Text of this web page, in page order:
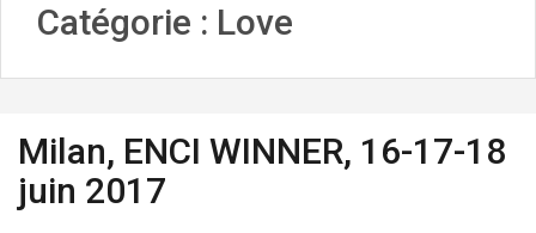
Catégorie : Love
Milan, ENCI WINNER, 16-17-18
juin 2017